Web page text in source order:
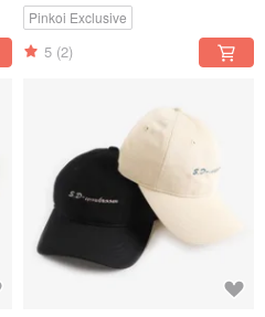
Pinkoi Exclusive
5 (2)